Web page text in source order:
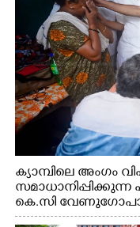
ക്യാമ്പിലെ അംഗം
കെ.സി
എക്സൈസ് വകുപ്പ്